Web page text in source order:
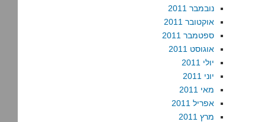
נובמבר 2011
אוקטובר 2011
ספטמבר 2011
אוגוסט 2011
יולי 2011
יוני 2011
מאי 2011
אפריל 2011
מרץ 2011